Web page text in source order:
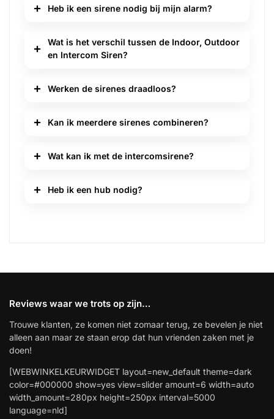
Heb ik een sirene nodig bij mijn alarm?
Wat is het verschil tussen de Indoor, Outdoor
en Intercom Siren?
Werken de sirenes draadloos?
Kan ik meerdere sirenes combineren?
Wat kan ik met de intercomsirene?
Heb ik een hub nodig?
Reviews waar we trots op zijn…
Trouwe klanten, ze komen niet zomaar terug, ze bevelen je niet
alleen aan maar ze staan erop dat hun vrienden zaken met je
doen!
[WEBWINKELKEURWIDGET layout=new_default theme=dark
color=#000000 show=yes view=slider amount=6 width=auto
width_amount=280px height=250px interval=5000
language=nld]